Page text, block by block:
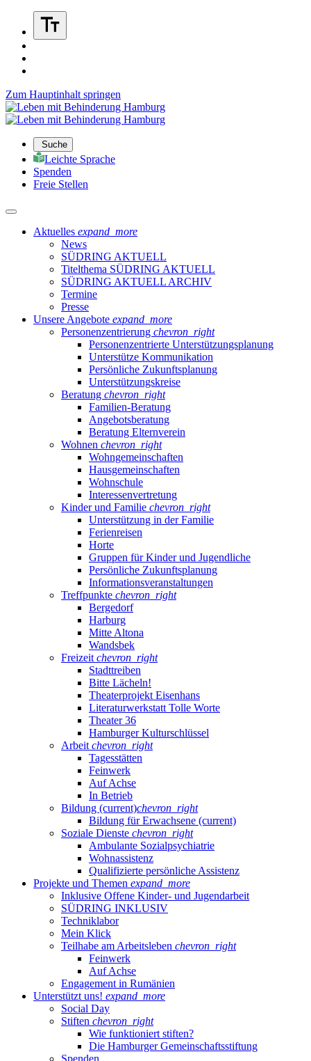
Zum Hauptinhalt springen
Suche
Leichte Sprache
Spenden
Freie Stellen
Aktuelles expand_more
News
SÜDRING AKTUELL
Titelthema SÜDRING AKTUELL
SÜDRING AKTUELL ARCHIV
Termine
Presse
Unsere Angebote expand_more
Personenzentrierung chevron_right
Personenzentrierte Unterstützungsplanung
Unterstütze Kommunikation
Persönliche Zukunftsplanung
Unterstützungskreise
Beratung chevron_right
Familien-Beratung
Angebotsberatung
Beratung Elternverein
Wohnen chevron_right
Wohngemeinschaften
Hausgemeinschaften
Wohnschule
Interessenvertretung
Kinder und Familie chevron_right
Unterstützung in der Familie
Ferienreisen
Horte
Gruppen für Kinder und Jugendliche
Persönliche Zukunftsplanung
Informationsveranstaltungen
Treffpunkte chevron_right
Bergedorf
Harburg
Mitte Altona
Wandsbek
Freizeit chevron_right
Stadttreiben
Bitte Lächeln!
Theaterprojekt Eisenhans
Literaturwerkstatt Tolle Worte
Theater 36
Hamburger Kulturschlüssel
Arbeit chevron_right
Tagesstätten
Feinwerk
Auf Achse
In Betrieb
Bildung (current)chevron_right
Bildung für Erwachsene (current)
Soziale Dienste chevron_right
Ambulante Sozialpsychiatrie
Wohnassistenz
Qualifizierte persönliche Assistenz
Projekte und Themen expand_more
Inklusive Offene Kinder- und Jugendarbeit
SÜDRING INKLUSIV
Techniklabor
Mein Klick
Teilhabe am Arbeitsleben chevron_right
Feinwerk
Auf Achse
Engagement in Rumänien
Unterstützt uns! expand_more
Social Day
Stiften chevron_right
Wie funktioniert stiften?
Die Hamburger Gemeinschaftsstiftung
Spenden